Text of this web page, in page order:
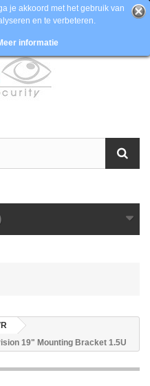
ons
je akkoord met het gebruik van
en te verbeteren.
informatie
19" Mounting Bracket 1.5U